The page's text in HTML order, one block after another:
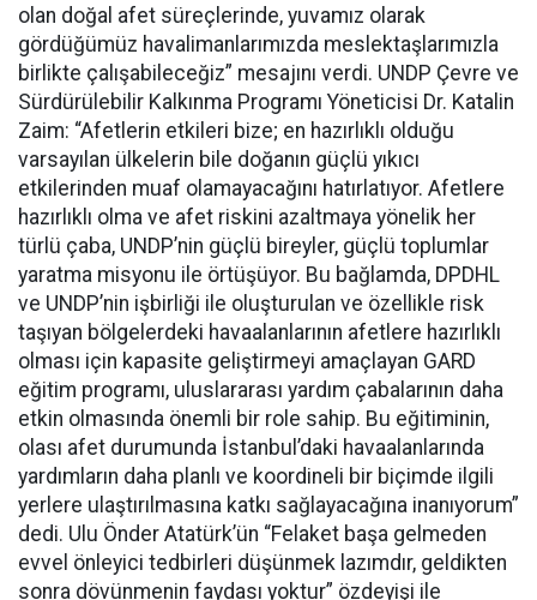
olan doğal afet süreçlerinde, yuvamız olarak
gördüğümüz havalimanlarımızda meslektaşlarımızla
birlikte çalışabileceğiz” mesajını verdi. UNDP Çevre ve
Sürdürülebilir Kalkınma Programı Yöneticisi Dr. Katalin
Zaim: “Afetlerin etkileri bize; en hazırlıklı olduğu
varsayılan ülkelerin bile doğanın güçlü yıkıcı
etkilerinden muaf olamayacağını hatırlatıyor. Afetlere
hazırlıklı olma ve afet riskini azaltmaya yönelik her
türlü çaba, UNDP’nin güçlü bireyler, güçlü toplumlar
yaratma misyonu ile örtüşüyor. Bu bağlamda, DPDHL
ve UNDP’nin işbirliği ile oluşturulan ve özellikle risk
taşıyan bölgelerdeki havaalanlarının afetlere hazırlıklı
olması için kapasite geliştirmeyi amaçlayan GARD
eğitim programı, uluslararası yardım çabalarının daha
etkin olmasında önemli bir role sahip. Bu eğitiminin,
olası afet durumunda İstanbul’daki havaalanlarında
yardımların daha planlı ve koordineli bir biçimde ilgili
yerlere ulaştırılmasına katkı sağlayacağına inanıyorum”
dedi. Ulu Önder Atatürk’ün “Felaket başa gelmeden
evvel önleyici tedbirleri düşünmek lazımdır, geldikten
sonra dövünmenin faydası yoktur” özdeyişi ile